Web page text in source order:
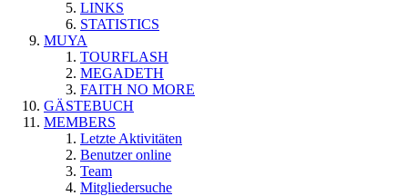
LINKS
STATISTICS
MUYA
TOURFLASH
MEGADETH
FAITH NO MORE
GÄSTEBUCH
MEMBERS
Letzte Aktivitäten
Benutzer online
Team
Mitgliedersuche